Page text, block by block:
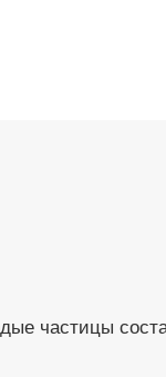
частицы